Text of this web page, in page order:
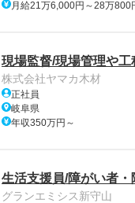
月給21万6,000円～28万800
現場監督/現場管理や
株式会社ヤマカ木材
正社員
岐阜県
年収350万円～
生活支援員/障がい者
グランエミシス新守山